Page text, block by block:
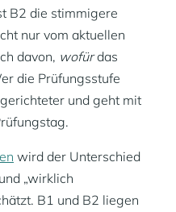
B2 die stimmigere
nur vom aktuellen
davon, wofürdas
die Prüfungsstufe
und geht mit
wird der Unterschied
„wirklich
B1 und B2 liegen